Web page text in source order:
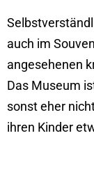
auch im
angesehenen
Das Museum
sonst eher
ihren Kinder